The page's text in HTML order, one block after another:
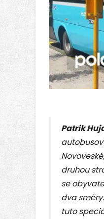
Patrik
druhou
se
dva
tuto